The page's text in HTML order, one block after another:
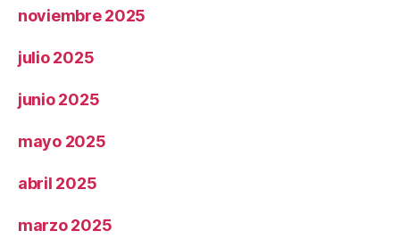
noviembre 2025
julio 2025
junio 2025
mayo 2025
abril 2025
marzo 2025